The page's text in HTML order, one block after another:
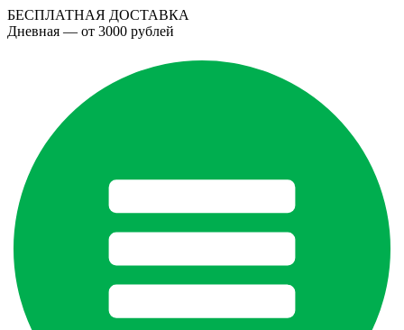
БЕСПЛАТНАЯ ДОСТАВКА
Дневная — от 3000 рублей